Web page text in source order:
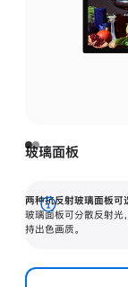
玻璃面板
两种抗反射玻璃面板可
玻璃面板可分散反射光
持出色画质。
展
开